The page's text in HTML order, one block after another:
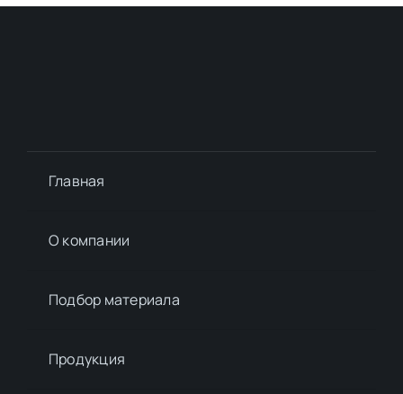
Главная
О компании
Подбор материалa
Продукция